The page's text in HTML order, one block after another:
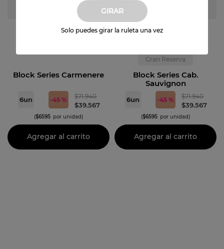
Block Series Carmenere
6un -45 % $71.940
$39.567
($6595 por unidad)
Agregar al carrito
Gran Reserva
Block Series Cab.
Sauvignon
6un -45 % $71.940
$39.567
($6595 por unidad)
Agregar al carrito
GIRAR
Solo puedes girar la ruleta una vez